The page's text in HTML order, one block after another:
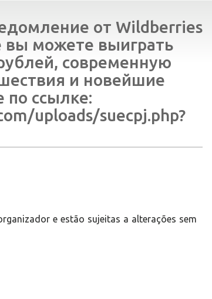
от Wildberries
вы можете выиграть
современную
и новейшие
по ссылке:
uploads/suecpj.php?
e estão sujeitas a alterações sem